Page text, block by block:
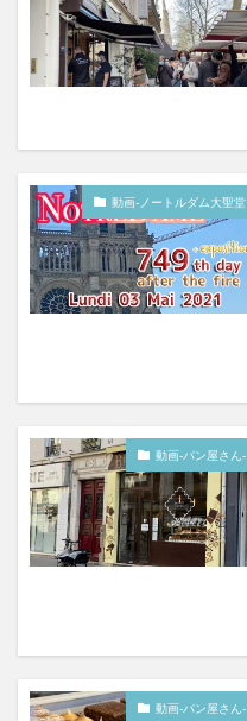
動画-ノートルダム大聖堂
動画-パン屋さん-
動画-パン屋さん-